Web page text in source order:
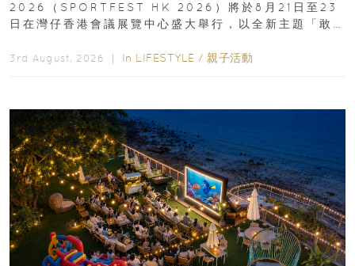
2026（SPORTFEST HK 2026）將於8月21日至23
日在灣仔香港會議展覽中心盛大舉行，以全新主題「敢
3rd August, 2026 ｜ In LIFESTYLE / 親子活動